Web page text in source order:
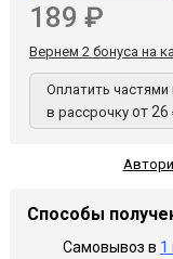
189 ₽
Вернем 2 бонуса на
Оплатить частями
в рассрочку от
Способы
Самовывоз в 1